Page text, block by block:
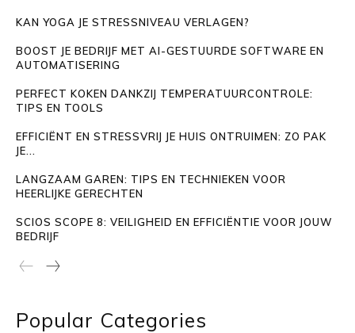
KAN YOGA JE STRESSNIVEAU VERLAGEN?
BOOST JE BEDRIJF MET AI-GESTUURDE SOFTWARE EN
AUTOMATISERING
PERFECT KOKEN DANKZIJ TEMPERATUURCONTROLE:
TIPS EN TOOLS
EFFICIËNT EN STRESSVRIJ JE HUIS ONTRUIMEN: ZO PAK
JE...
LANGZAAM GAREN: TIPS EN TECHNIEKEN VOOR
HEERLIJKE GERECHTEN
SCIOS SCOPE 8: VEILIGHEID EN EFFICIËNTIE VOOR JOUW
BEDRIJF
Popular Categories